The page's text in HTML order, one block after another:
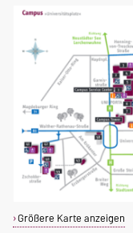
Größere Karte anzeigen